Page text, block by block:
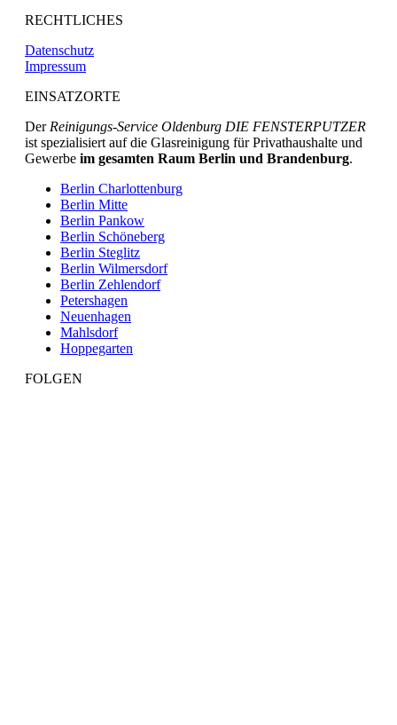
RECHTLICHES
Datenschutz
Impressum
EINSATZORTE
Der Reinigungs-Service Oldenburg DIE FENSTERPUTZER
ist spezialisiert auf die Glasreinigung für Privathaushalte und
Gewerbe im gesamten Raum Berlin und Brandenburg.
Berlin Charlottenburg
Berlin Mitte
Berlin Pankow
Berlin Schöneberg
Berlin Steglitz
Berlin Wilmersdorf
Berlin Zehlendorf
Petershagen
Neuenhagen
Mahlsdorf
Hoppegarten
FOLGEN